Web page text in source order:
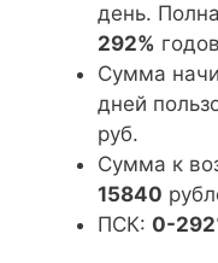
день.
292%
Сумма
дней
руб.
Сумма к
15840
ПСК: 0-